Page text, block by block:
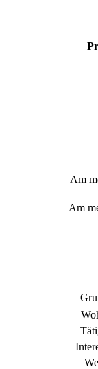
Am
Am